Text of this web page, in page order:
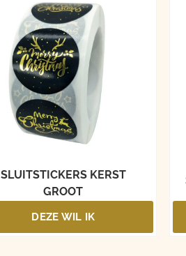
SLUITSTICKERS KERST
GROOT
DEZE WIL IK